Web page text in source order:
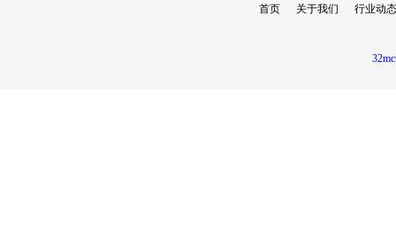
首页 关于我们 行业动态